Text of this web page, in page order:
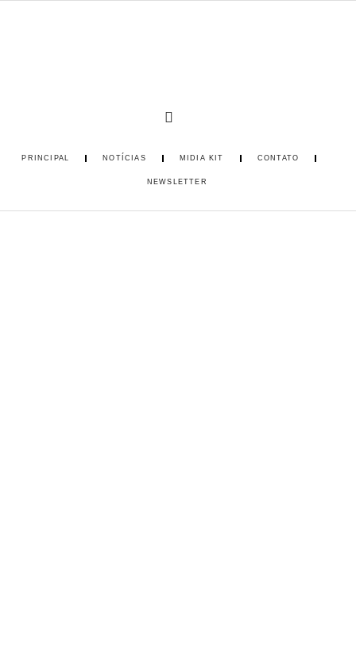
PRINCIPAL NOTÍCIAS MIDIA KIT CONTATO
NEWSLETTER